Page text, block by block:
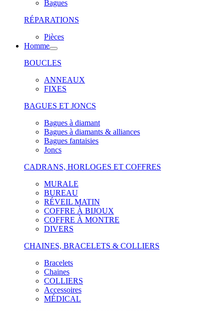
Bagues
RÉPARATIONS
Pièces
Homme
BOUCLES
ANNEAUX
FIXES
BAGUES ET JONCS
Bagues à diamant
Bagues à diamants & alliances
Bagues fantaisies
Joncs
CADRANS, HORLOGES ET COFFRES
MURALE
BUREAU
RÉVEIL MATIN
COFFRE À BIJOUX
COFFRE À MONTRE
DIVERS
CHAINES, BRACELETS & COLLIERS
Bracelets
Chaines
COLLIERS
Accessoires
MÉDICAL